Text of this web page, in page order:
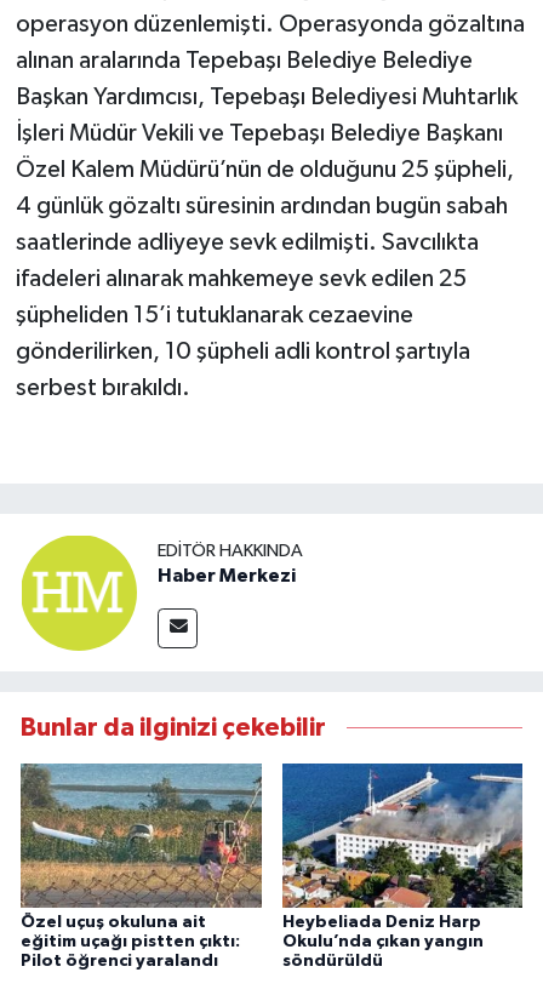
operasyon düzenlemişti. Operasyonda gözaltına
alınan aralarında Tepebaşı Belediye Belediye
Başkan Yardımcısı, Tepebaşı Belediyesi Muhtarlık
İşleri Müdür Vekili ve Tepebaşı Belediye Başkanı
Özel Kalem Müdürü’nün de olduğunu 25 şüpheli,
4 günlük gözaltı süresinin ardından bugün sabah
saatlerinde adliyeye sevk edilmişti. Savcılıkta
ifadeleri alınarak mahkemeye sevk edilen 25
şüpheliden 15’i tutuklanarak cezaevine
gönderilirken, 10 şüpheli adli kontrol şartıyla
serbest bırakıldı.
EDITÖR HAKKINDA
Haber Merkezi
Bunlar da ilginizi çekebilir
Özel uçuş okuluna ait
eğitim uçağı pistten çıktı:
Pilot öğrenci yaralandı
Heybeliada Deniz Harp
Okulu’nda çıkan yangın
söndürüldü